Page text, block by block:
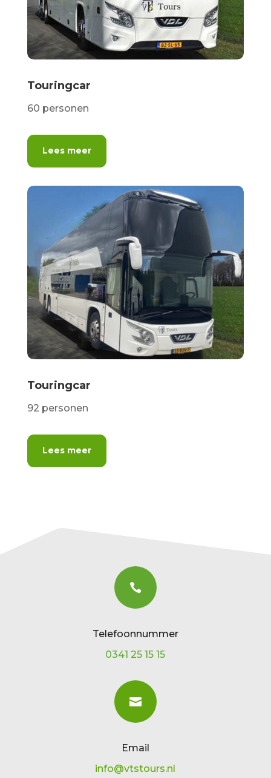
Touringcar
60 personen
Lees meer
Touringcar
92 personen
Lees meer

Telefoonnummer
0341 25 15 15

Email
info@vtstours.nl